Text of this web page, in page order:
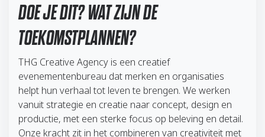
DOE JE DIT? WAT ZIJN DE
TOEKOMSTPLANNEN?
THG Creative Agency is een creatief
evenementenbureau dat merken en organisaties
helpt hun verhaal tot leven te brengen. We werken
vanuit strategie en creatie naar concept, design en
productie, met een sterke focus op beleving en detail.
Onze kracht zit in het combineren van creativiteit met